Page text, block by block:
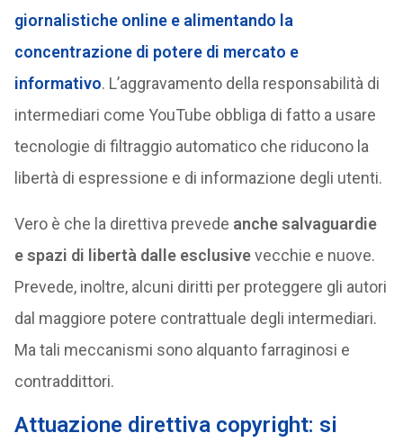
giornalistiche online e alimentando la
concentrazione di potere di mercato e
informativo. L’aggravamento della responsabilità di
intermediari come YouTube obbliga di fatto a usare
tecnologie di filtraggio automatico che riducono la
libertà di espressione e di informazione degli utenti.
Vero è che la direttiva prevede anche salvaguardie
e spazi di libertà dalle esclusivevecchie e nuove.
Prevede, inoltre, alcuni diritti per proteggere gli autori
dal maggiore potere contrattuale degli intermediari.
Ma tali meccanismi sono alquanto farraginosi e
contraddittori.
Attuazione direttiva copyright: si